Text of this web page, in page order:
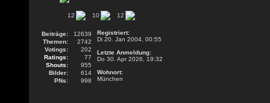
12 10 12
Beiträge:
12639
Themen:
2742
Votings:
202
Ratings:
77
Shouts:
955
Bilder:
614
PNs:
998
Registriert:
Di 20. Jan 2004, 00:55
Letzte Anmeldung:
Do 30. Apr 2026, 19:32
Wohnort:
München